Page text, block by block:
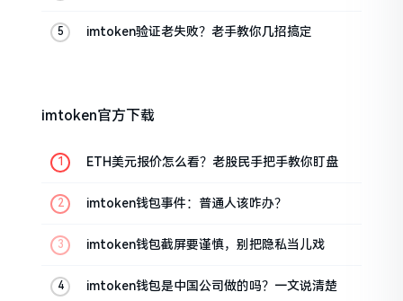
imtoken验证老失败？老手教你几招搞定
imtoken官方下载
ETH美元报价怎么看？老股民手把手教你盯盘
imtoken钱包事件：普通人该咋办？
imtoken钱包截屏要谨慎，别把隐私当儿戏
imtoken钱包是中国公司做的吗？一文说清楚